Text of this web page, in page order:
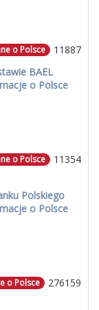
11887
o Polsce
BAEL
o Polsce
11354
o Polsce
Polskiego
o Polsce
276159
o Polsce